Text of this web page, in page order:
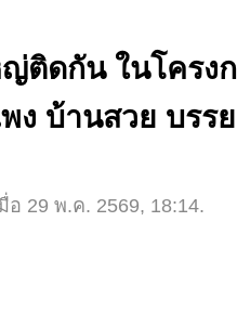
ติดกัน ในโครง
ง บ้านสวย บรร
29 พ.ค. 2569, 18:14.